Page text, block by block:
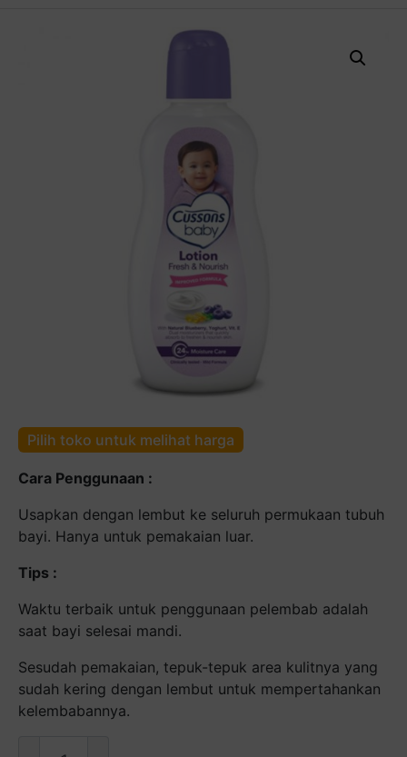
Pilih toko untuk melihat harga
Cara Penggunaan :
Usapkan dengan lembut ke seluruh permukaan tubuh
bayi. Hanya untuk pemakaian luar.
Tips :
Waktu terbaik untuk penggunaan pelembab adalah
saat bayi selesai mandi.
Sesudah pemakaian, tepuk-tepuk area kulitnya yang
sudah kering dengan lembut untuk mempertahankan
kelembabannya.